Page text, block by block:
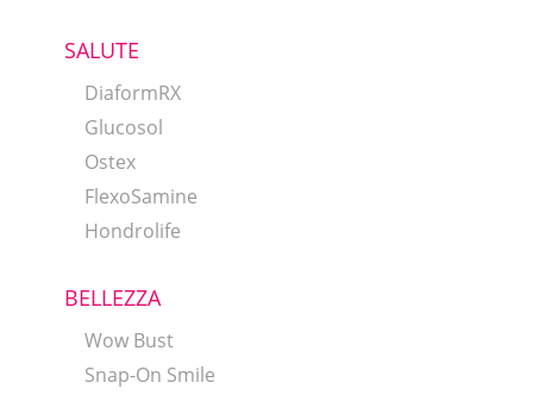
SALUTE
DiaformRX
Glucosol
Ostex
FlexoSamine
Hondrolife
BELLEZZA
Wow Bust
Snap-On Smile